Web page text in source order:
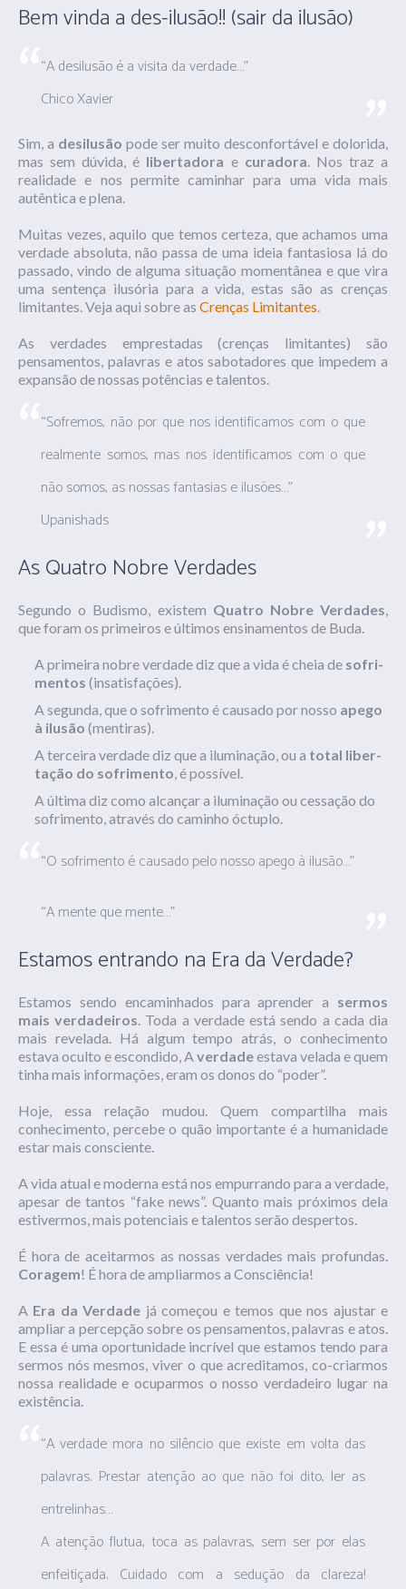
Bem vinda a des-ilusão!! (sair da ilusão)
“A desilusão é a visita da verdade…”
Chico Xavier
Sim, a desilusão pode ser muito desconfortável e dolorida,
mas sem dúvida, é libertadora e curadora. Nos traz a
realidade e nos permite caminhar para uma vida mais
autêntica e plena.
Muitas vezes, aquilo que temos certeza, que achamos uma
verdade absoluta, não passa de uma ideia fantasiosa lá do
passado, vindo de alguma situação momentânea e que vira
uma sentença ilusória para a vida, estas são as crenças
limitantes. Veja aqui sobre as Crenças Limitantes.
As verdades emprestadas (crenças limitantes) são
pensamentos, palavras e atos sabotadores que impedem a
expansão de nossas potências e talentos.
“Sofremos, não por que nos identificamos com o que
realmente somos, mas nos identificamos com o que
não somos, as nossas fantasias e ilusões…”
Upanishads
As Quatro Nobre Verdades
Segundo o Budismo, existem Quatro Nobre Verdades,
que foram os primeiros e últimos ensinamentos de Buda.
A pri­mei­ra nobre verdade diz que a vida é cheia de sofri­
men­tos (insatisfações).
A segun­da, que o sofri­men­to é cau­sa­do por nosso apego
à ilu­são (mentiras).
A ter­cei­ra ver­da­de diz que a ilu­mi­na­ção, ou a total liber­
ta­ção do sofrimento, é pos­sí­vel.
A últi­ma diz como alcan­çar a ilu­mi­na­ção ou cessação do
sofrimento, através do caminho óctuplo.
“O sofrimento é causado pelo nosso apego à ilusão…”
“A mente que mente…”
Estamos entrando na Era da Verdade?
Estamos sendo encaminhados para aprender a sermos
mais verdadeiros. Toda a verdade está sendo a cada dia
mais revelada. Há algum tempo atrás, o conhecimento
estava oculto e escondido, A verdadeestava velada e quem
tinha mais informações, eram os donos do “poder”.
Hoje, essa relação mudou. Quem compartilha mais
conhecimento, percebe o quão importante é a humanidade
estar mais consciente.
A vida atual e moderna está nos empurrando para a verdade,
apesar de tantos “fake news”. Quanto mais próximos dela
estivermos, mais potenciais e talentos serão despertos.
É hora de aceitarmos as nossas verdades mais profundas.
Coragem! É hora de ampliarmos a Consciência!
A Era da Verdade já começou e temos que nos ajustar e
ampliar a percepção sobre os pensamentos, palavras e atos.
E essa é uma oportunidade incrível que estamos tendo para
sermos nós mesmos, viver o que acreditamos, co-criarmos
nossa realidade e ocuparmos o nosso verdadeiro lugar na
existência.
“A verdade mora no silêncio que existe em volta das
palavras. Prestar atenção ao que não foi dito, ler as
entrelinhas…
A atenção flutua, toca as palavras, sem ser por elas
enfeitiçada. Cuidado com a sedução da clareza!